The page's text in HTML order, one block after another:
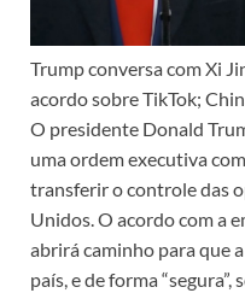
Trump conversa com Xi
acordo sobre TikTok;
O presidente Donald
uma ordem executiva
transferir o controle das
Unidos. O acordo com a
abrirá caminho para que
país, e de forma